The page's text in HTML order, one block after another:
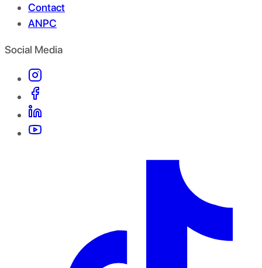
Contact
ANPC
Social Media